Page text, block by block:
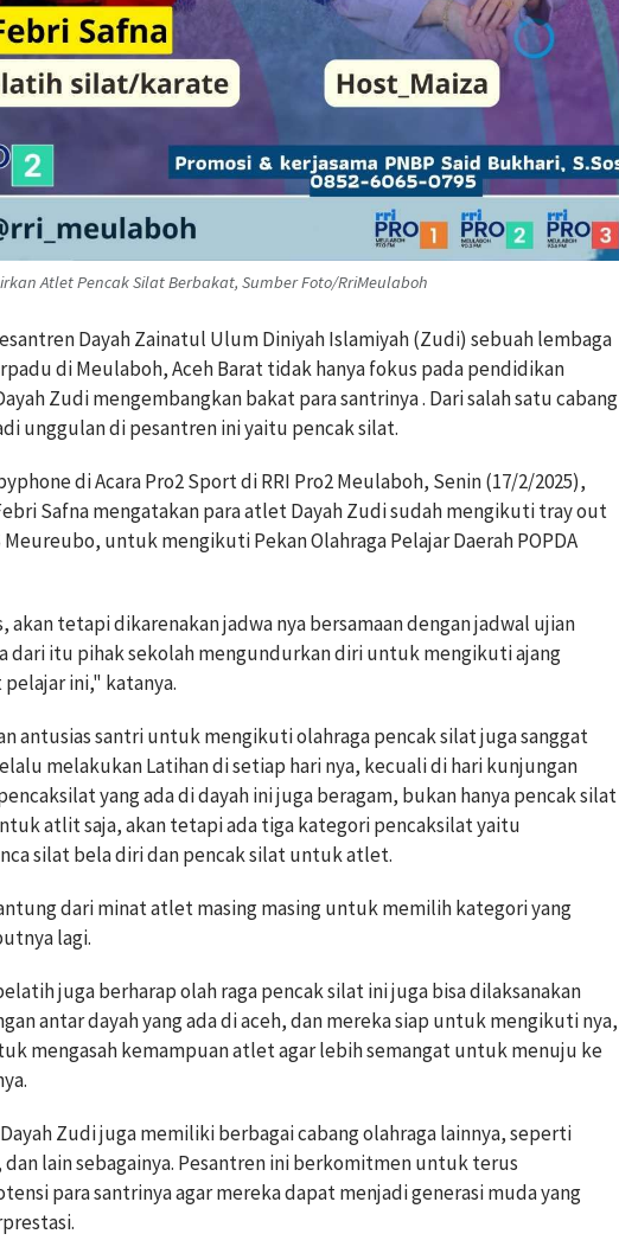
Atlet Pencak Silat Berbakat, Sumber Foto/RriMeulaboh
Dayah Zainatul Ulum Diniyah Islamiyah (Zudi) sebuah lembaga
di Meulaboh, Aceh Barat tidak hanya fokus pada pendidikan
Zudi mengembangkan bakat para santrinya . Dari salah satu cabang
unggulan di pesantren ini yaitu pencak silat.
di Acara Pro2 Sport di RRI Pro2 Meulaboh, Senin (17/2/2025),
Safna mengatakan para atlet Dayah Zudi sudah mengikuti tray out
Meureubo, untuk mengikuti Pekan Olahraga Pelajar Daerah POPDA
tetapi dikarenakan jadwa nya bersamaan dengan jadwal ujian
dari itu pihak sekolah mengundurkan diri untuk mengikuti ajang
ini," katanya.
antusias santri untuk mengikuti olahraga pencak silat juga sanggat
melakukan Latihan di setiap hari nya, kecuali di hari kunjungan
yang ada di dayah ini juga beragam, bukan hanya pencak silat
atlit saja, akan tetapi ada tiga kategori pencaksilat yaitu
silat bela diri dan pencak silat untuk atlet.
dari minat atlet masing masing untuk memilih kategori yang
lagi.
juga berharap olah raga pencak silat ini juga bisa dilaksanakan
antar dayah yang ada di aceh, dan mereka siap untuk mengikuti nya,
mengasah kemampuan atlet agar lebih semangat untuk menuju ke
Zudi juga memiliki berbagai cabang olahraga lainnya, seperti
lain sebagainya. Pesantren ini berkomitmen untuk terus
para santrinya agar mereka dapat menjadi generasi muda yang